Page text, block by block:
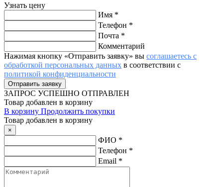
Узнать цену
Имя *
Телефон *
Почта *
Комментарий
Нажимая кнопку «Отправить заявку» вы соглашаетесь с
обработкой персональных данных в соответствии с
политикой конфиденциальности
ЗАПРОС УСПЕШНО ОТПРАВЛЕН
Товар добавлен в корзину
В корзину Продолжить покупки
Товар добавлен в корзину
×
ФИО *
Телефон *
Email *